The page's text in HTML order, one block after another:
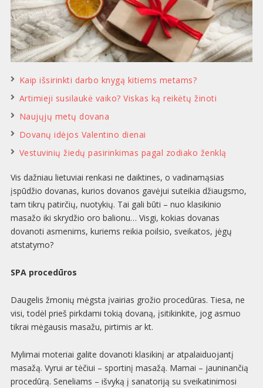
Kaip išsirinkti darbo knygą kitiems metams?
Artimieji susilaukė vaiko? Viskas ką reikėtų žinoti
Naujųjų metų dovana
Dovanų idėjos Valentino dienai
Vestuvinių žiedų pasirinkimas pagal zodiako ženklą
Vis dažniau lietuviai renkasi ne daiktines, o vadinamąsias
įspūdžio dovanas, kurios dovanos gavėjui suteikia džiaugsmo,
tam tikrų patirčių, nuotykių. Tai gali būti – nuo klasikinio
masažo iki skrydžio oro balionu… Visgi, kokias dovanas
dovanoti asmenims, kuriems reikia poilsio, sveikatos, jėgų
atstatymo?
SPA procedūros
Daugelis žmonių mėgsta įvairias grožio procedūras. Tiesa, ne
visi, todėl prieš pirkdami tokią dovaną, įsitikinkite, jog asmuo
tikrai mėgausis masažu, pirtimis ar kt.
Mylimai moteriai galite dovanoti klasikinį ar atpalaiduojantį
masažą. Vyrui ar tėčiui – sportinį masažą. Mamai – jauninančią
procedūrą. Seneliams – išvyką į sanatoriją su sveikatinimosi